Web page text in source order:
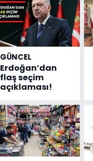
GÜNCEL
Erdoğan’dan
flaş seçim
açıklaması!